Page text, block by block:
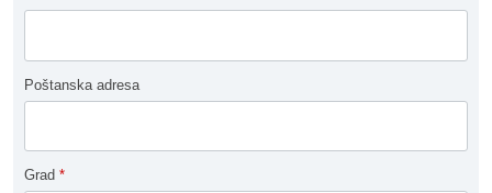
Poštanska adresa
Grad *